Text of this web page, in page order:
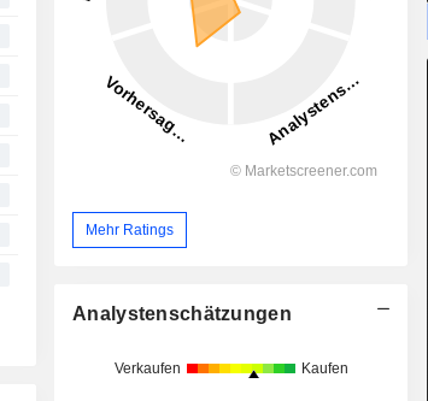
Mehr Ratings
Analystenschätzungen
Verkaufen Kaufen